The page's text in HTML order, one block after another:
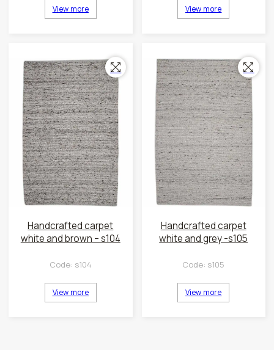
View more View more
Handcrafted carpet
white and brown – s104
Code: s104
View more
Handcrafted carpet
white and grey -s105
Code: s105
View more